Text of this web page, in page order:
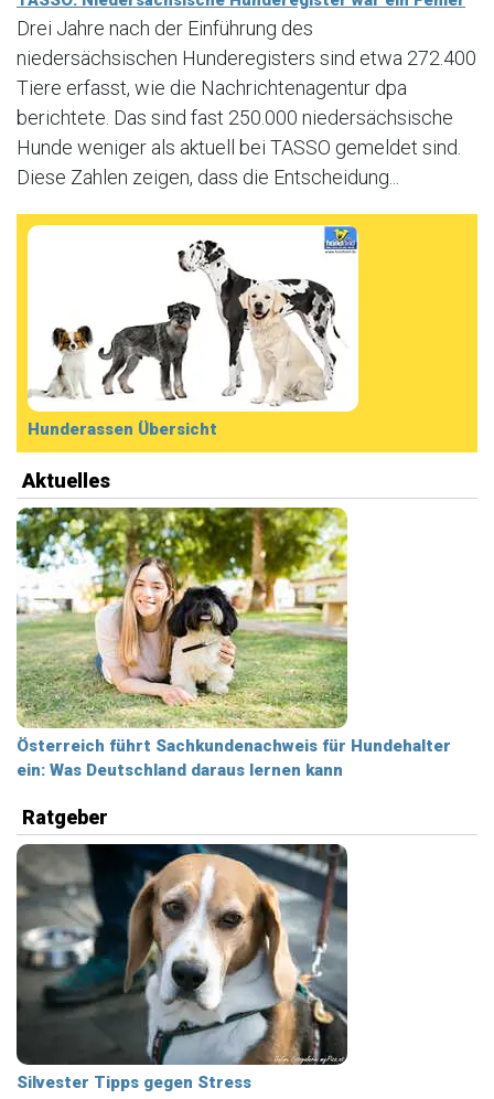
Drei Jahre nach der Einführung des
niedersächsischen Hunderegisters sind etwa 272.400
Tiere erfasst, wie die Nachrichtenagentur dpa
berichtete. Das sind fast 250.000 niedersächsische
Hunde weniger als aktuell bei TASSO gemeldet sind.
Diese Zahlen zeigen, dass die Entscheidung...
Hunderassen Übersicht
Aktuelles
Österreich führt Sachkundenachweis für Hundehalter
ein: Was Deutschland daraus lernen kann
Ratgeber
Silvester Tipps gegen Stress